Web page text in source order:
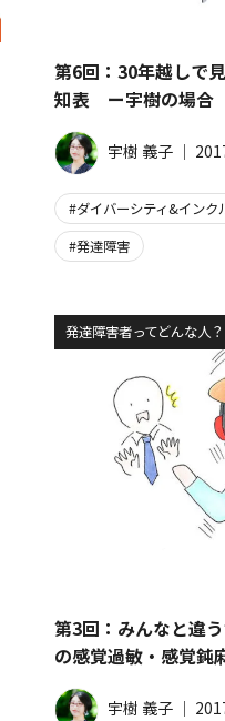
第6回：30年越しで
知表 ー宇樹の場合
宇樹 義子│
ダイバーシティ&インク
発達障害
第3回：みんなと違
の感覚過敏・感覚鈍
発達障害者ってどんな人？
宇樹 義子│